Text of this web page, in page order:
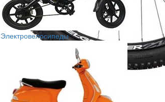
Электровелосипеды